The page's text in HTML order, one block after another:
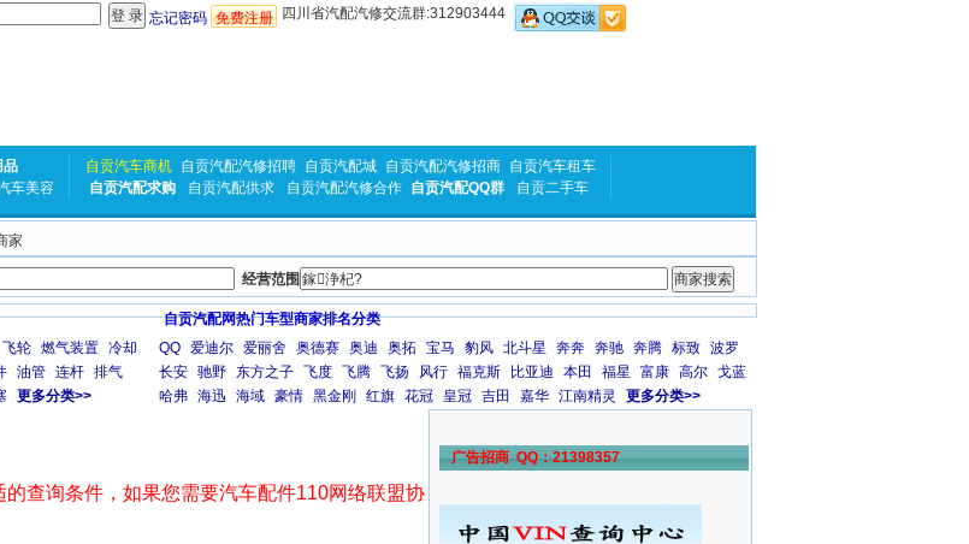
忘记密码 免费注册 四川省汽配汽修交流群:312903444
品
车美容
自贡汽车商机 自贡汽配汽修招聘 自贡汽配城 自贡汽配汽修招商 自贡汽车租车
自贡汽配求购
自贡汽配供求 自贡汽配汽修合作 自贡汽配QQ群 自贡二手车
家
经营范围
飞轮 燃气装置 冷却
油管 连杆 排气
更多分类>>
自贡汽配网热门车型商家排名分类
QQ 爱迪尔 爱丽舍 奥德赛 奥迪 奥拓 宝马 豹风 北斗星 奔奔 奔驰 奔腾 标致 波罗
长安 驰野 东方之子 飞度 飞腾 飞扬 风行 福克斯 比亚迪 本田 福星 富康 高尔 戈蓝
哈弗 海迅 海域 豪情 黑金刚 红旗 花冠 皇冠 吉田 嘉华 江南精灵 更多分类>>
查询条件，如果您需要汽车配件110网络联盟协
广告招商 QQ：21398357